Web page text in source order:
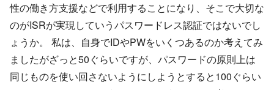
性の働き方支援などで利用することになり、そこで大切な
のがISRが実現していうパスワードレス認証ではないでし
ょうか。 私は、自身でIDやPWをいくつあるのか考えてみ
ましたがざっと50ぐらいですが、パスワードの原則上は
同じものを使い回さないようにしようとすると100ぐらい